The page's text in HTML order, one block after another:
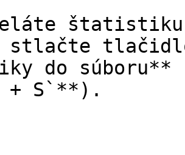
stlačte
do súboru**